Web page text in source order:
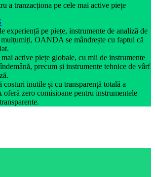
a tranzacționa pe cele mai active piețe
experiență pe piețe, instrumente de analiză de
OANDA se mândrește cu faptul că
active piețe globale, cu mii de instrumente
precum și instrumente tehnice de vârf
costuri inutile și cu transparență totală a
zero comisioane pentru instrumentele